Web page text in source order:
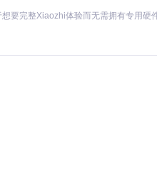
卡，从而减少手动设计的工作量。